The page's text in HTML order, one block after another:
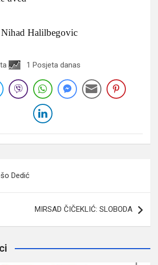
Halilbegovic
1 Posjeta danas
Dedić
MIRSAD ČIČEKLIĆ: SLOBODA